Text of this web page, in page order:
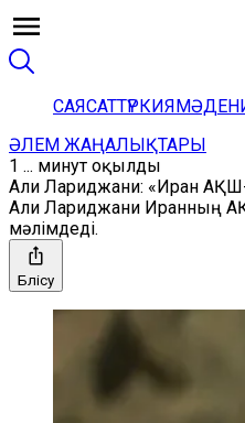
САЯСАТТҮРКИЯ
ӘЛЕМ ЖАҢАЛЫҚТАРЫ
1 ... минут оқылды
Али Лариджани: «Иран АҚШ-
Али Лариджани Иранның
мәлімдеді.
Бөлісу